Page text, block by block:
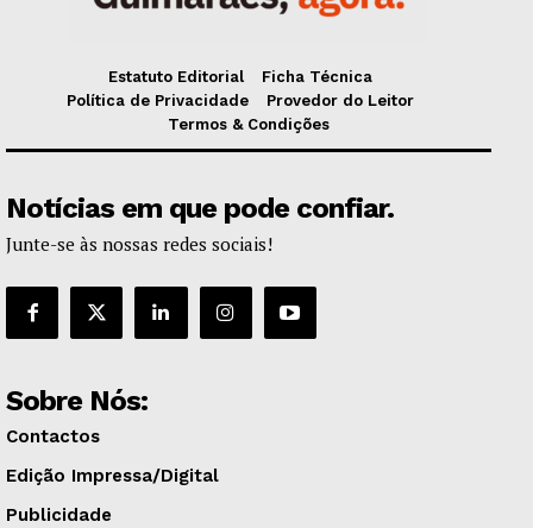
Estatuto Editorial
Ficha Técnica
Política de Privacidade
Provedor do Leitor
Termos & Condições
Notícias em que pode confiar.
Junte-se às nossas redes sociais!
Sobre Nós:
Contactos
Edição Impressa/Digital
Publicidade